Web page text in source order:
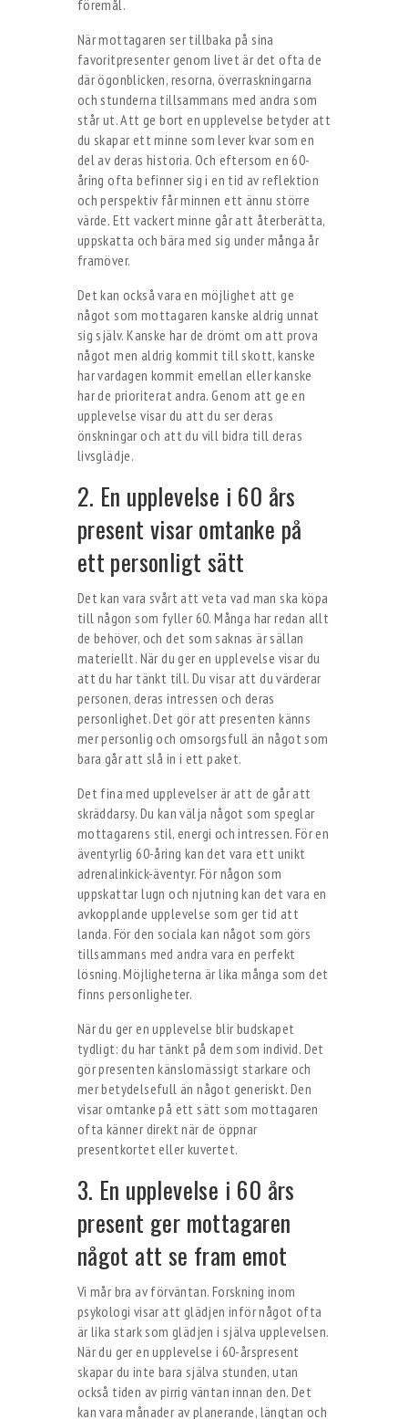
föremål.
När mottagaren ser tillbaka på sina
favoritpresenter genom livet är det ofta de
där ögonblicken, resorna, överraskningarna
och stunderna tillsammans med andra som
står ut. Att ge bort en upplevelse betyder att
du skapar ett minne som lever kvar som en
del av deras historia. Och eftersom en 60-
åring ofta befinner sig i en tid av reflektion
och perspektiv får minnen ett ännu större
värde. Ett vackert minne går att återberätta,
uppskatta och bära med sig under många år
framöver.
Det kan också vara en möjlighet att ge
något som mottagaren kanske aldrig unnat
sig själv. Kanske har de drömt om att prova
något men aldrig kommit till skott, kanske
har vardagen kommit emellan eller kanske
har de prioriterat andra. Genom att ge en
upplevelse visar du att du ser deras
önskningar och att du vill bidra till deras
livsglädje.
2. En upplevelse i 60 års
present visar omtanke på
ett personligt sätt
Det kan vara svårt att veta vad man ska köpa
till någon som fyller 60. Många har redan allt
de behöver, och det som saknas är sällan
materiellt. När du ger en upplevelse visar du
att du har tänkt till. Du visar att du värderar
personen, deras intressen och deras
personlighet. Det gör att presenten känns
mer personlig och omsorgsfull än något som
bara går att slå in i ett paket.
Det fina med upplevelser är att de går att
skräddarsy. Du kan välja något som speglar
mottagarens stil, energi och intressen. För en
äventyrlig 60-åring kan det vara ett unikt
adrenalinkick-äventyr. För någon som
uppskattar lugn och njutning kan det vara en
avkopplande upplevelse som ger tid att
landa. För den sociala kan något som görs
tillsammans med andra vara en perfekt
lösning. Möjligheterna är lika många som det
finns personligheter.
När du ger en upplevelse blir budskapet
tydligt: du har tänkt på dem som individ. Det
gör presenten känslomässigt starkare och
mer betydelsefull än något generiskt. Den
visar omtanke på ett sätt som mottagaren
ofta känner direkt när de öppnar
presentkortet eller kuvertet.
3. En upplevelse i 60 års
present ger mottagaren
något att se fram emot
Vi mår bra av förväntan. Forskning inom
psykologi visar att glädjen inför något ofta
är lika stark som glädjen i själva upplevelsen.
När du ger en upplevelse i 60-årspresent
skapar du inte bara själva stunden, utan
också tiden av pirrig väntan innan den. Det
kan vara månader av planerande, längtan och